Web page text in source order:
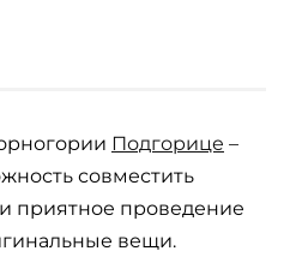
Подгорице –
совместить
приятное проведение
вещи.